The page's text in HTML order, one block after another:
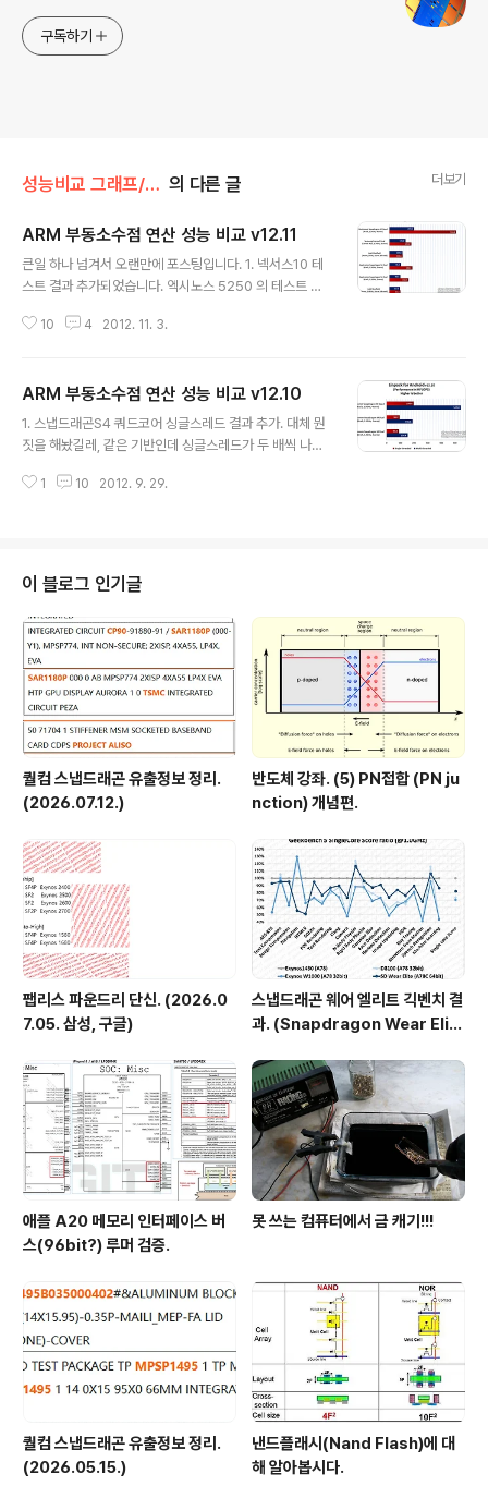
구독하기
성능비교 그래프/부동소수점 연산 (VFP) 의 다른 글 더보기
ARM 부동소수점 연산 성능 비교 v12.11
큰일 하나 넘겨서 오랜만에 포스팅입니다. 1. 넥서스10 테
스트 결과 추가되었습니다. 엑시노스 5250 의 테스트 결
다 낮게 나왔을 가능성이 있습니다. 다양한 결과가 추가되
U 클럭, GPU 클럭 구성에 따라 다양하게 나눠져서, 모델
명 표시는 폐기하고, 클럭에 따라 나눴습니다. 3. K3V2 결
과 추가되었습니다. 클럭 대비 결과가 상당히 안 좋습니다.
없습니다. 4. Cortex-A5 기반 스냅드래곤 S4 결과 추가
10 4 2012. 11. 3.
ARM 부동소수점 연산 성능 비교 v12.10
1. 스냅드래곤S4 쿼드코어 싱글스레드 결과 추가. 대체 뭔
짓을 해놨길레, 같은 기반인데 싱글스레드가 두 배씩 나오
스레드 결과보면 또 그건 아닌거 같고... 멀티스레드 결과가
결과낮은 애들은 잘 표시도 안 됩니다. 3. 데이터가 많아지
니까 T30, T30L 은 어느 정도 비슷하게 맞아가는데, 데
이터가 부족한 T33 은 아직도 멀었나봅니다. 4. 스냅드래
곤S4 쿼드코어 효율이 2.72 결과끼리 조합해서 최대한 좋
게 계산해도 3.2 정도입니다. 엑시노스4 쿼드 결과를 봐도
그렇고..
1 10 2012. 9. 29.
이 블로그 인기글
퀄컴 스냅드래곤 유출정보 정리.
(2026.07.12.)
반도체 강좌. (5) PN접합 (PN ju
nction) 개념편.
팹리스 파운드리 단신. (2026.0
7.05. 삼성, 구글)
스냅드래곤 웨어 엘리트 긱벤치 결
과. (Snapdragon Wear Elit
애플 A20 메모리 인터페이스 버
스(96bit?) 루머 검증.
못 쓰는 컴퓨터에서 금 캐기!!!
퀄컴 스냅드래곤 유출정보 정리.
(2026.05.15.)
낸드플래시(Nand Flash)에 대
해 알아봅시다.